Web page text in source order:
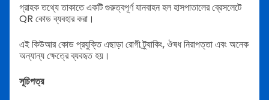
গ্রাহক তথ্যে তাকাতে একটি গুরুত্বপূর্ণ যানবাহন হল হাসপাতালের ব্রেসলেটে
QR কোড ব্যবহার করা।
এই কিউআর কোড প্রযুক্তি এছাড়া রোগী ট্র্যাকিং, ঔষধ নিরাপত্তা এবং অনেক
অন্যান্য ক্ষেত্রে ব্যবহৃত হয়।
সূচিপত্র